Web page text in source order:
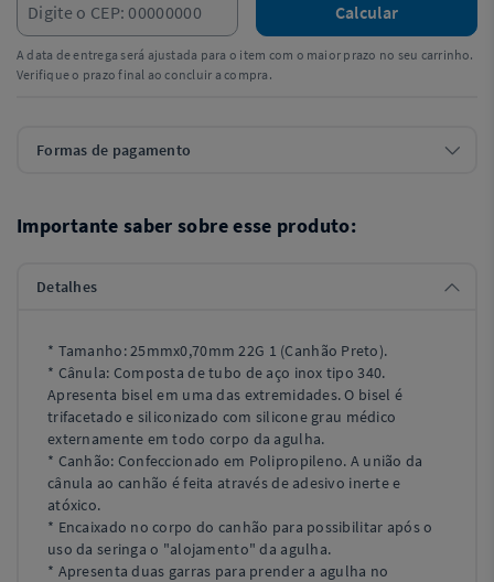
Calcular
A data de entrega será ajustada para o item com o maior prazo no seu carrinho.
Verifique o prazo final ao concluir a compra.
Formas de pagamento
Importante saber sobre esse produto:
Detalhes
* Tamanho: 25mmx0,70mm 22G 1 (Canhão Preto).
* Cânula: Composta de tubo de aço inox tipo 340.
Apresenta bisel em uma das extremidades. O bisel é
trifacetado e siliconizado com silicone grau médico
externamente em todo corpo da agulha.
* Canhão: Confeccionado em Polipropileno. A união da
cânula ao canhão é feita através de adesivo inerte e
atóxico.
* Encaixado no corpo do canhão para possibilitar após o
uso da seringa o "alojamento" da agulha.
* Apresenta duas garras para prender a agulha no